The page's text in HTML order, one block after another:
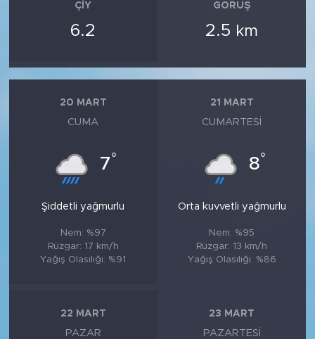
ÇIY
6.2
GÖRÜŞ
2.5 km
20 MART
CUMA
7°
Şiddetli yağmurlu
Nem: %97
Rüzgar: 17 km/h
Yağış Olasılığı: %91
21 MART
CUMARTESI
8°
Orta kuvvetli yağmurlu
Nem: %95
Rüzgar: 13 km/h
Yağış Olasılığı: %86
22 MART
PAZAR
23 MART
PAZARTESI